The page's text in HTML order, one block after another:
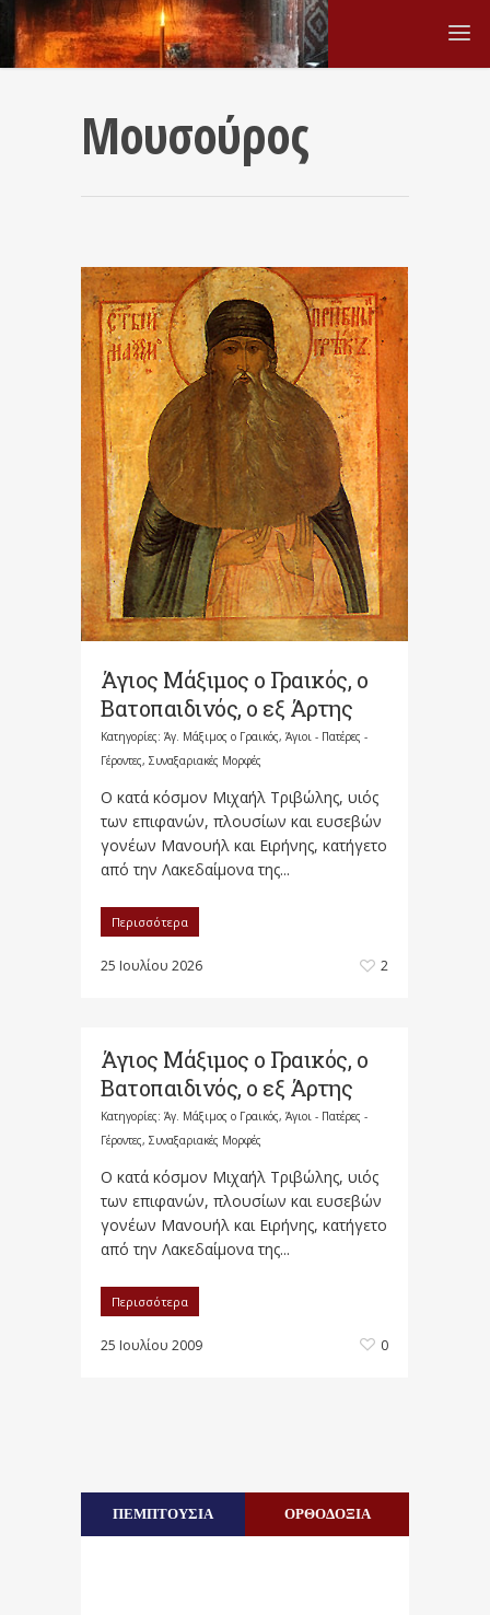
Μουσούρος
Άγιος Μάξιμος ο Γραικός, ο
Βατοπαιδινός, ο εξ Άρτης
Κατηγορίες: Άγ. Μάξιμος ο Γραικός, Άγιοι - Πατέρες -
Γέροντες, Συναξαριακές Μορφές
Ο κατά κόσμον Μιχαήλ Τριβώλης, υιός
των επιφανών, πλουσίων και ευσεβών
γονέων Μανουήλ και Ειρήνης, κατήγετο
από την Λακεδαίμονα της...
Περισσότερα
25 Ιουλίου 2026 2
Άγιος Μάξιμος ο Γραικός, ο
Βατοπαιδινός, ο εξ Άρτης
Κατηγορίες: Άγ. Μάξιμος ο Γραικός, Άγιοι - Πατέρες -
Γέροντες, Συναξαριακές Μορφές
Ο κατά κόσμον Μιχαήλ Τριβώλης, υιός
των επιφανών, πλουσίων και ευσεβών
γονέων Μανουήλ και Ειρήνης, κατήγετο
από την Λακεδαίμονα της...
Περισσότερα
25 Ιουλίου 2009 0
ΠΕΜΠΤΟΥΣΙΑ ΟΡΘΟΔΟΞΙΑ